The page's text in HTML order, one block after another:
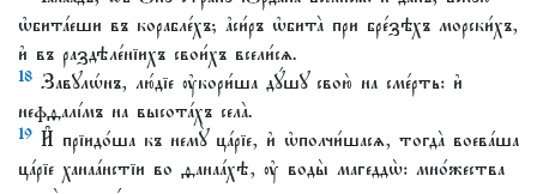
ѡ҆бита́еши въ корабле́хъ; а҆си́ръ ѡ҆бита̀ при бре́зѣхъ морски́хъ,
и҆ въ раздѣле́нїихъ свои́хъ всели́сѧ.
18 Завꙋлѡ́нъ, лю́дїе ᲂу҆кори́ша дꙋ́шꙋ свою̀ на сме́рть: и҆
нефѳалі́мъ на высота́хъ села̀.
19 И҆ прїидо́ша къ немꙋ̀ ца́рїе, и҆ ѡ҆полчи́шасѧ, тогда̀ воева́ша
ца́рїе ханаа́нстїи во ѳанаа́хѣ, ᲂу҆ воды̀ магеддѡ̀: мно́жества